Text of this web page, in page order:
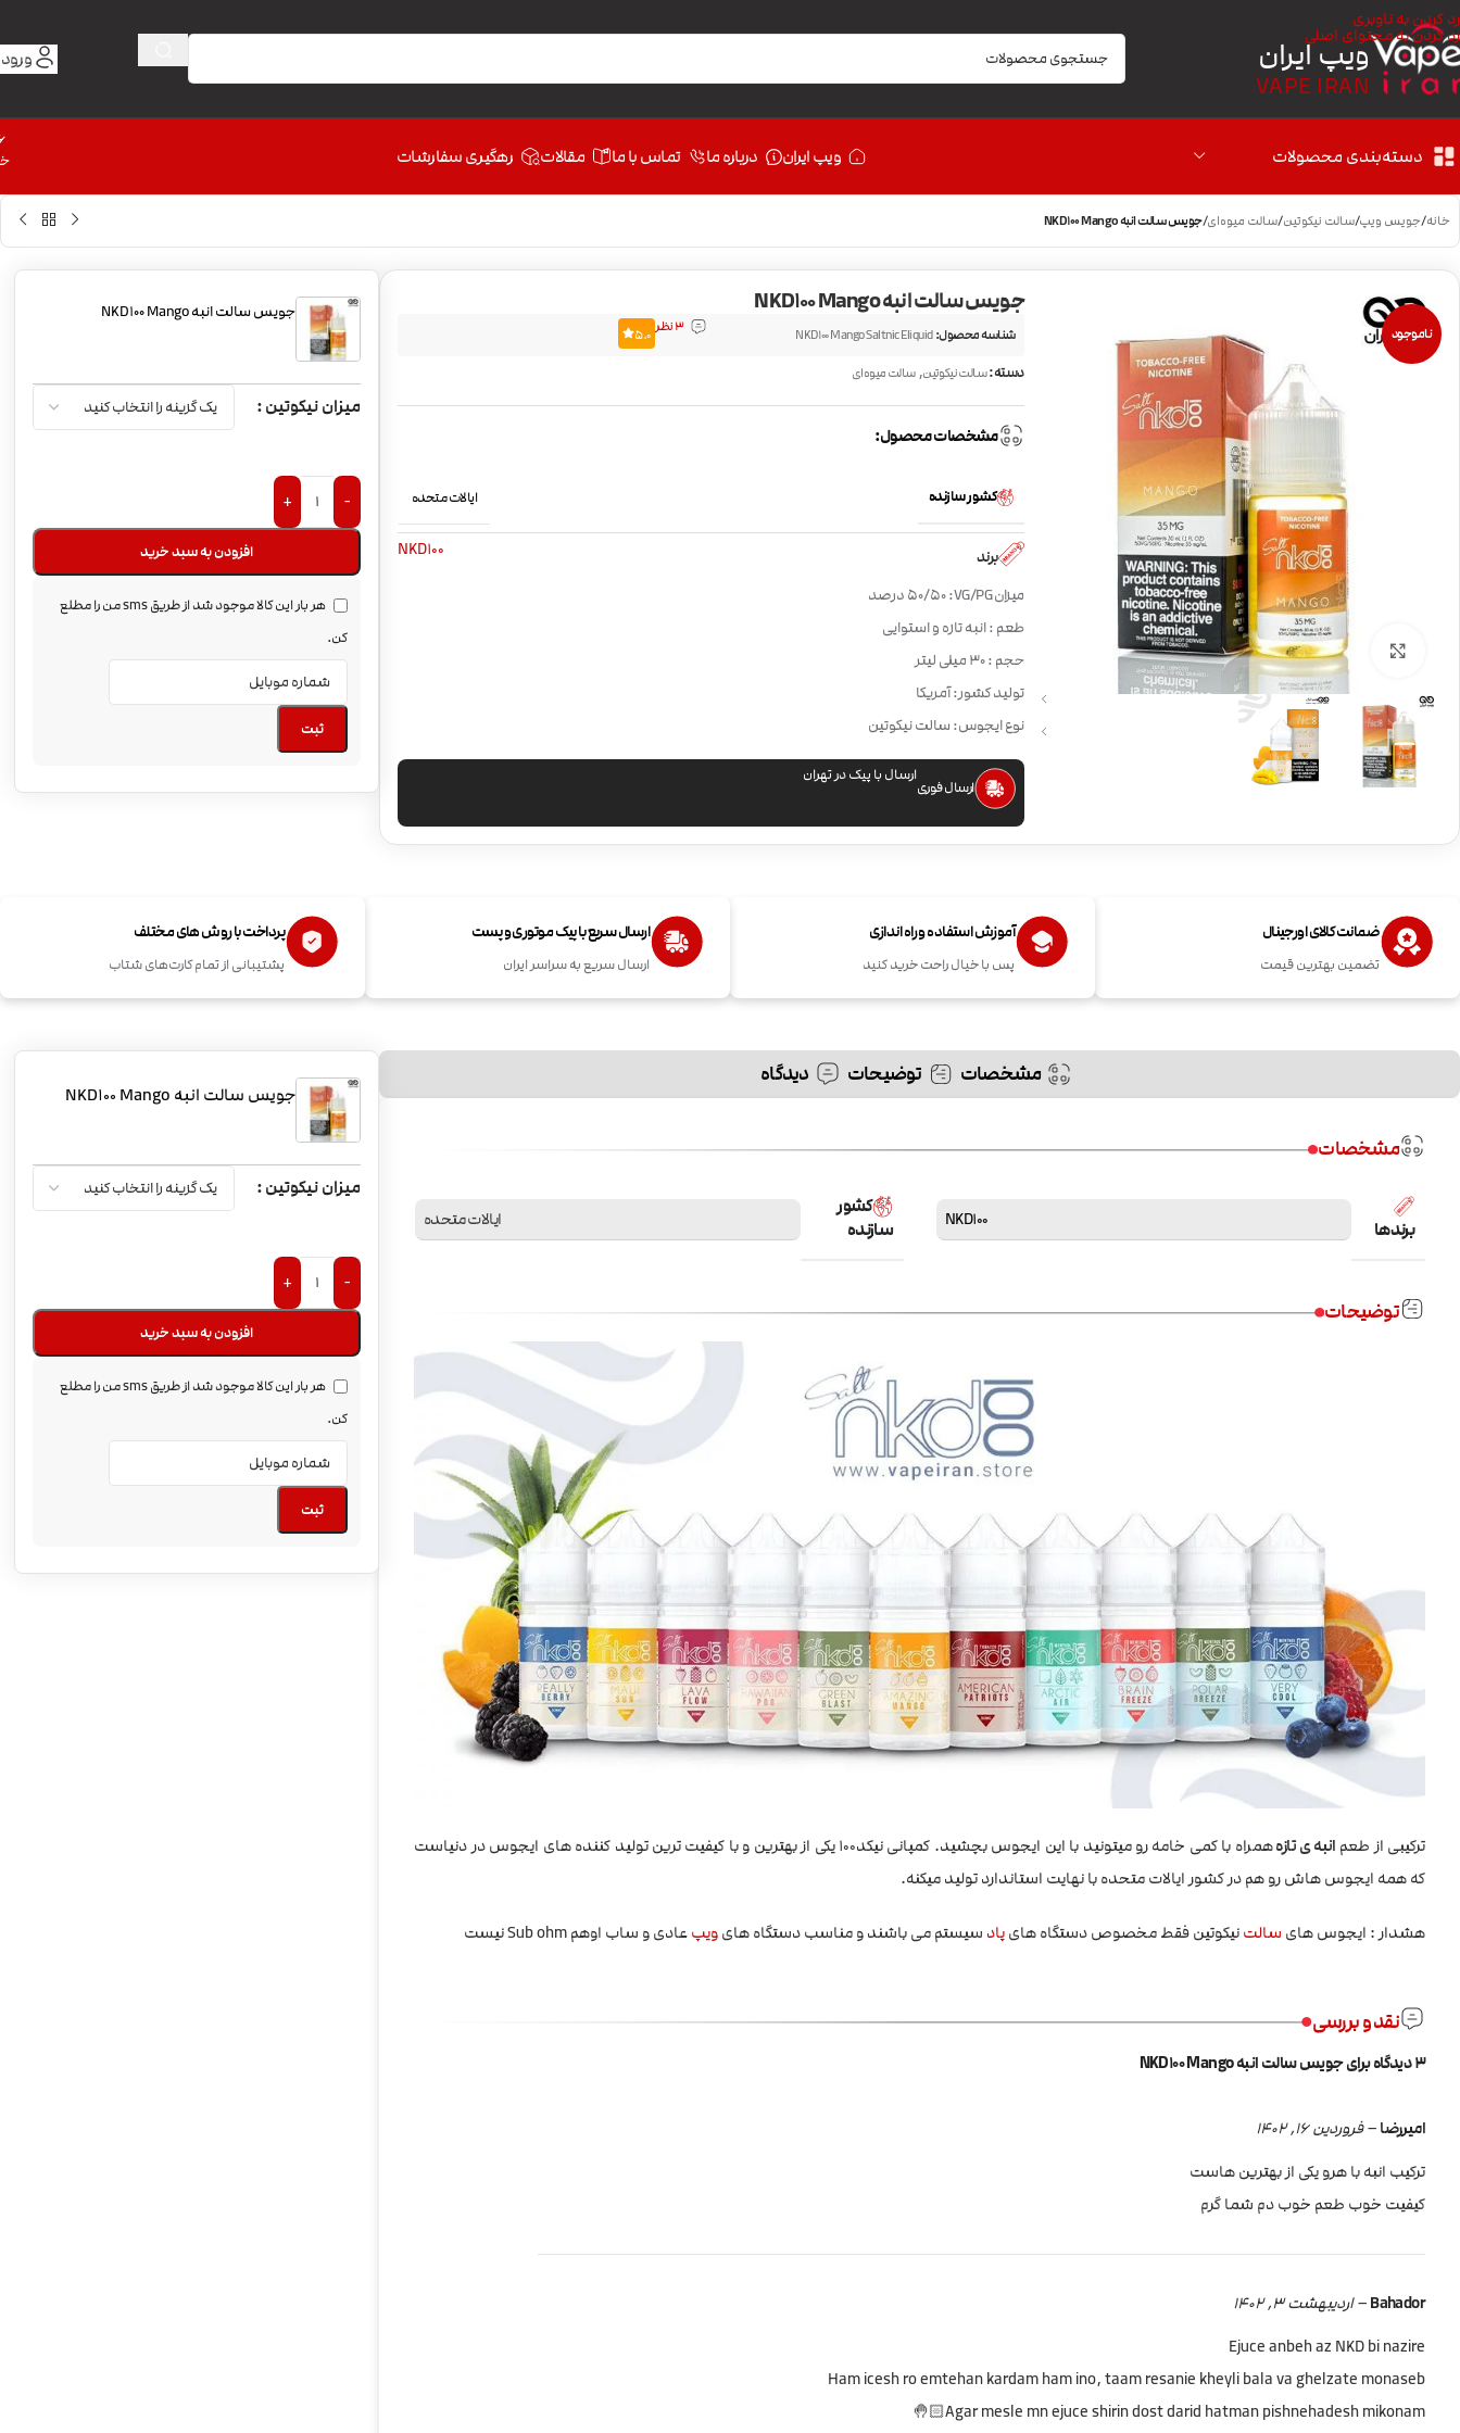
رد کردن به ناوبری
رد کردن به محتوای اصلی
ویپ ایران
VAPE IRAN
دسته‌بندی محصولات ویپ ایران درباره ما تماس با ما مقالات رهگیری سفارشات
خانه/جویس ویپ/سالت نیکوتین/سالت میوه‌ای/جویس سالت انبه NKD100 Mango
ناموجود
بزرگنمایی تصویر
جویس سالت انبه NKD100 Mango
شناسه محصول:NKD100 Mango Saltnic Eliquid 3 نظر 5.0
دسته:سالت نیکوتین, سالت میوه‌ای
مشخصات محصول:
کشور سازنده ایالات متحده
برند NKD100
میزان VG/PG:
طعم : انبه تازه و استوایی
حجم : 30 میلی لیتر
تولید کشور: آمریکا
نوع ایجوس: سالت نیکوتین
ارسال فوری
ارسال با پیک در تهران
جویس سالت انبه NKD100 Mango
میزان نیکوتین
-
+
افزودن به سبد خرید
هر بار این کالا موجود شد از طریق sms من را مطلع
کن.
ثبت
ضمانت کالای اورجینال
تضمین بهترین قیمت
آموزش استفاده و راه اندازی
پس با خیال راحت خرید کنید
ارسال سریع با پیک موتوری و پست
ارسال سریع به سراسر ایران
پرداخت با روش های مختلف
پشتیبانی از تمام کارت‌های شتاب
مشخصات توضیحات دیدگاه
مشخصات
برندها NKD100
کشور
سازنده
ایالات متحده
توضیحات
ترکیبی از طعم انبه ی تازه
همراه با کمی خامه رو میتونید با این ایجوس بچشید. کمپانی نیکد100 یکی از بهترین و با کیفیت ترین تولید کننده های ایجوس در دنیاست
که همه ایجوس هاش رو هم در کشور ایالات متحده با نهایت استاندارد تولید میکنه.
هشدار : ایجوس های سالتنیکوتین فقط مخصوص دستگاه هایپاد سیستم می باشند و مناسب دستگاه هایویپعادی و ساب اوهم Sub ohm نیست
نقد و بررسی
3 دیدگاه برای جویس سالت انبه NKD100 Mango
امیررضا–فروردین 16, 1402
ترکیب انبه با هرو یکی از بهترین هاست
کیفیت خوب طعم خوب دم شما گرم
Bahador
–اردیبهشت 3, 1402
Ejuce anbeh az NKD bi nazire
Ham icesh ro emtehan kardam ham ino, taam resanie kheyli bala va ghelzate monaseb
Agar mesle mn ejuce shirin dost darid hatman pishnehadesh mikonam🤚🏻
جویس سالت انبه NKD100 Mango
میزان نیکوتین
-
+
افزودن به سبد خرید
هر بار این کالا موجود شد از طریق sms من را مطلع
کن.
ثبت